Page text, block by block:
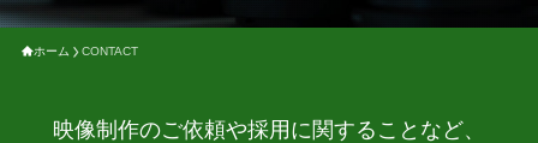
ホーム CONTACT
映像制作のご依頼や採用に関することなど、